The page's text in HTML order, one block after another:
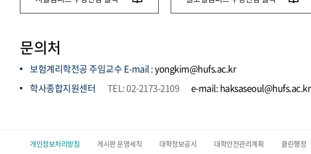
문의처
보험계리학전공 주임교수 E-mail :yongkim@hufs.ac.kr
학사종합지원센터
TEL: 02-2173-2109 e-mail: haksaseoul@hufs.ac.kr
개인정보처리방침 게시판 운영세칙 대학정보공시 대학안전관리계획 클린행정